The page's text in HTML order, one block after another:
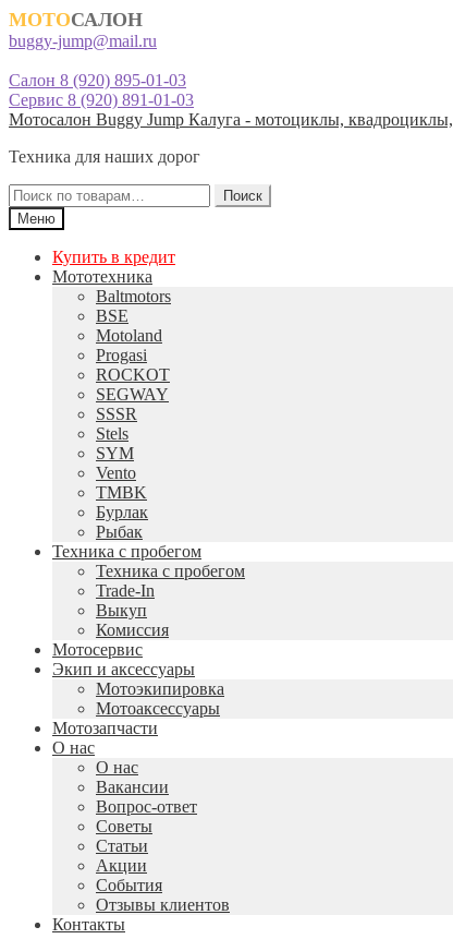
МОТОСАЛОН
buggy-jump@mail.ru
Салон 8 (920) 895-01-03
Сервис 8 (920) 891-01-03
Перейти
навигации
Перейти
содержимому
Мотосалон Buggy Jump Калуга - мотоциклы,
Техника для наших дорог
Искать:
Поиск
Меню
Купить в кредит
Мототехника
Baltmotors
BSE
Motoland
Progasi
ROCKOT
SEGWAY
SSSR
Stels
SYM
Vento
TMBK
Бурлак
Рыбак
Техника с пробегом
Техника с пробегом
Trade-In
Выкуп
Комиссия
Мотосервис
Экип и аксессуары
Мотоэкипировка
Мотоаксессуары
Мотозапчасти
О нас
О нас
Вакансии
Вопрос-ответ
Советы
Статьи
Акции
События
Отзывы клиентов
Контакты